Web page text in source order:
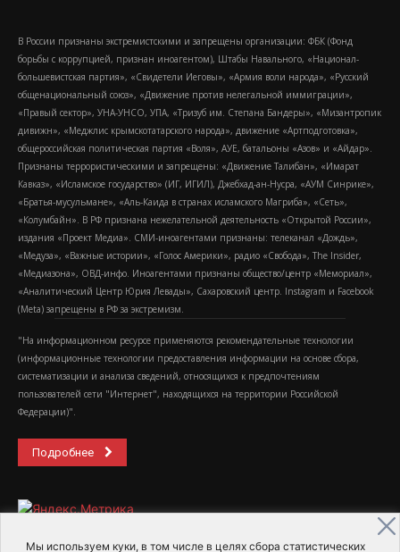
Мы используем куки, в том числе в целях сбора статистических
В России признаны экстремистскими и запрещены организации: ФБК (Фонд
борьбы с коррупцией, признан иноагентом), Штабы Навального, «Национал-
большевистская партия», «Свидетели Иеговы», «Армия воли народа», «Русский
общенациональный союз», «Движение против нелегальной иммиграции»,
«Правый сектор», УНА-УНСО, УПА, «Тризуб им. Степана Бандеры», «Мизантропик
дивижн», «Меджлис крымскотатарского народа», движение «Артподготовка»,
общероссийская политическая партия «Воля», АУЕ, батальоны «Азов» и «Айдар».
Признаны террористическими и запрещены: «Движение Талибан», «Имарат
Кавказ», «Исламское государство» (ИГ, ИГИЛ), Джебхад-ан-Нусра, «АУМ Синрике»,
«Братья-мусульмане», «Аль-Каида в странах исламского Магриба», «Сеть»,
«Колумбайн». В РФ признана нежелательной деятельность «Открытой России»,
издания «Проект Медиа». СМИ-иноагентами признаны: телеканал «Дождь»,
«Медуза», «Важные истории», «Голос Америки», радио «Свобода», The Insider,
«Медиазона», ОВД-инфо. Иноагентами признаны общество/центр «Мемориал»,
«Аналитический Центр Юрия Левады», Сахаровский центр. Instagram и Facebook
(Metа) запрещены в РФ за экстремизм.
"На информационном ресурсе применяются рекомендательные технологии
(информационные технологии предоставления информации на основе сбора,
систематизации и анализа сведений, относящихся к предпочтениям
пользователей сети "Интернет", находящихся на территории Российской
Федерации)".
Подробнее